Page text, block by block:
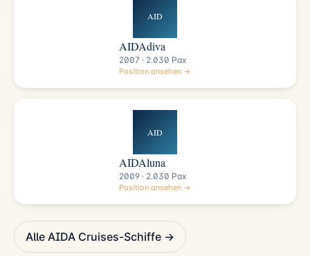
AID
AIDAdiva
2007 · 2.030 Pax
Position ansehen →
AID
AIDAluna
2009 · 2.030 Pax
Position ansehen →
Alle AIDA Cruises-Schiffe →